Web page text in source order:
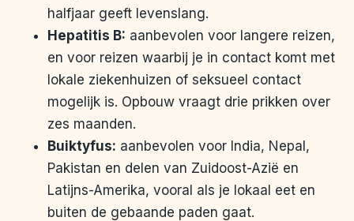
halfjaar geeft levenslang.
Hepatitis B: aanbevolen voor langere reizen,
en voor reizen waarbij je in contact komt met
lokale ziekenhuizen of seksueel contact
mogelijk is. Opbouw vraagt drie prikken over
zes maanden.
Buiktyfus: aanbevolen voor India, Nepal,
Pakistan en delen van Zuidoost-Azië en
Latijns-Amerika, vooral als je lokaal eet en
buiten de gebaande paden gaat.